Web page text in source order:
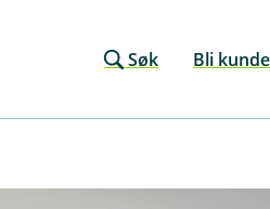
Søk Bli kunde